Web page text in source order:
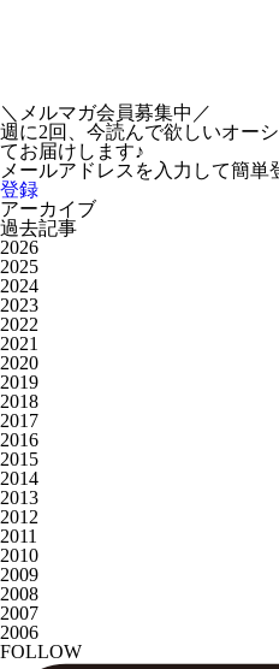
＼メルマガ会員募集中／
週に2回、今読んで欲しいオー
てお届けします♪
メールアドレスを入力して簡単
登録
アーカイブ
過去記事
2026
2025
2024
2023
2022
2021
2020
2019
2018
2017
2016
2015
2014
2013
2012
2011
2010
2009
2008
2007
2006
FOLLOW